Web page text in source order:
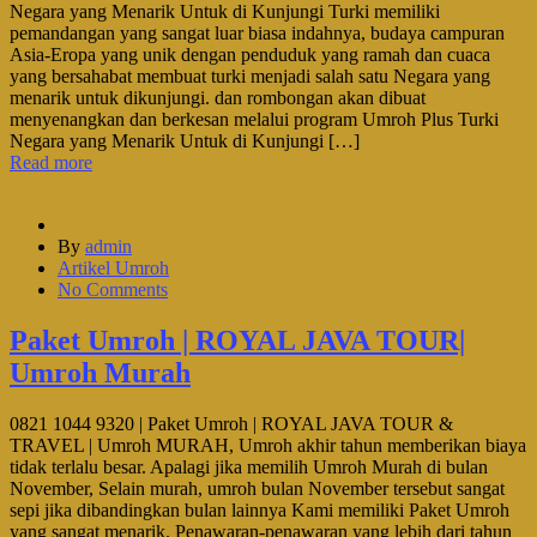
Negara yang Menarik Untuk di Kunjungi Turki memiliki
pemandangan yang sangat luar biasa indahnya, budaya campuran
Asia-Eropa yang unik dengan penduduk yang ramah dan cuaca
yang bersahabat membuat turki menjadi salah satu Negara yang
menarik untuk dikunjungi. dan rombongan akan dibuat
menyenangkan dan berkesan melalui program Umroh Plus Turki
Negara yang Menarik Untuk di Kunjungi […]
Read more
By admin
Artikel Umroh
No Comments
Paket Umroh | ROYAL JAVA TOUR|
Umroh Murah
0821 1044 9320 | Paket Umroh | ROYAL JAVA TOUR &
TRAVEL | Umroh MURAH, Umroh akhir tahun memberikan biaya
tidak terlalu besar. Apalagi jika memilih Umroh Murah di bulan
November, Selain murah, umroh bulan November tersebut sangat
sepi jika dibandingkan bulan lainnya Kami memiliki Paket Umroh
yang sangat menarik. Penawaran-penawaran yang lebih dari tahun